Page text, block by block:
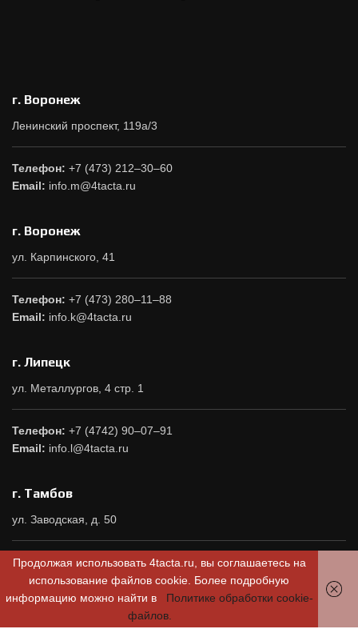
г. Воронеж
Ленинский проспект, 119а/3
Телефон: +7 (473) 212–30–60
Email: info.m@4tacta.ru
г. Воронеж
ул. Карпинского, 41
Телефон: +7 (473) 280–11–88
Email: info.k@4tacta.ru
г. Липецк
ул. Металлургов, 4 стр. 1
Телефон: +7 (4742) 90–07–91
Email: info.l@4tacta.ru
г. Тамбов
ул. Заводская, д. 50
Телефон:+7(4752) 42-68-68
Email:info.t@4tacta.ru
Продолжая использовать 4tacta.ru, вы соглашаетесь на
использование файлов cookie. Более подробную
информацию можно найти в
Политике обработки cookie-
файлов.